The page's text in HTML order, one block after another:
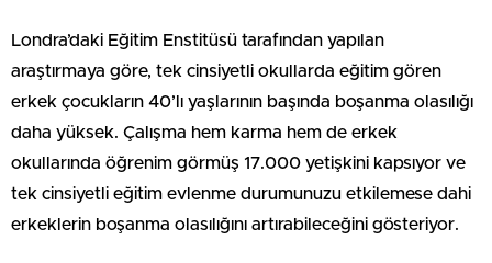
Londra’daki Eğitim Enstitüsü tarafından yapılan
araştırmaya göre, tek cinsiyetli okullarda eğitim gören
erkek çocukların 40’lı yaşlarının başında boşanma olasılığı
daha yüksek. Çalışma hem karma hem de erkek
okullarında öğrenim görmüş 17.000 yetişkini kapsıyor ve
tek cinsiyetli eğitim evlenme durumunuzu etkilemese dahi
erkeklerin boşanma olasılığını artırabileceğini gösteriyor.